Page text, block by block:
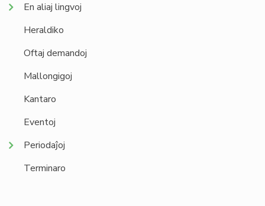
En aliaj lingvoj
Heraldiko
Oftaj demandoj
Mallongigoj
Kantaro
Eventoj
Periodaĵoj
Terminaro